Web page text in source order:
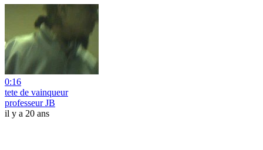
0:16
tete de vainqueur
professeur JB
il y a 20 ans